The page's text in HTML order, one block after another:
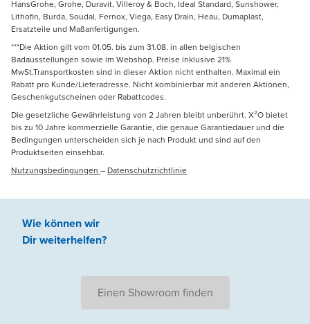
HansGrohe, Grohe, Duravit, Villeroy & Boch, Ideal Standard, Sunshower,
Lithofin, Burda, Soudal, Fernox, Viega, Easy Drain, Heau, Dumaplast,
Ersatzteile und Maßanfertigungen.
***Die Aktion gilt vom 01.05. bis zum 31.08. in allen belgischen
Badausstellungen sowie im Webshop. Preise inklusive 21%
MwSt.Transportkosten sind in dieser Aktion nicht enthalten. Maximal ein
Rabatt pro Kunde/Lieferadresse. Nicht kombinierbar mit anderen Aktionen,
Geschenkgutscheinen oder Rabattcodes.
Die gesetzliche Gewährleistung von 2 Jahren bleibt unberührt. X²O bietet
bis zu 10 Jahre kommerzielle Garantie, die genaue Garantiedauer und die
Bedingungen unterscheiden sich je nach Produkt und sind auf den
Produktseiten einsehbar.
Nutzungsbedingungen – Datenschutzrichtlinie
Wie können wir
Dir weiterhelfen?
Einen Showroom finden